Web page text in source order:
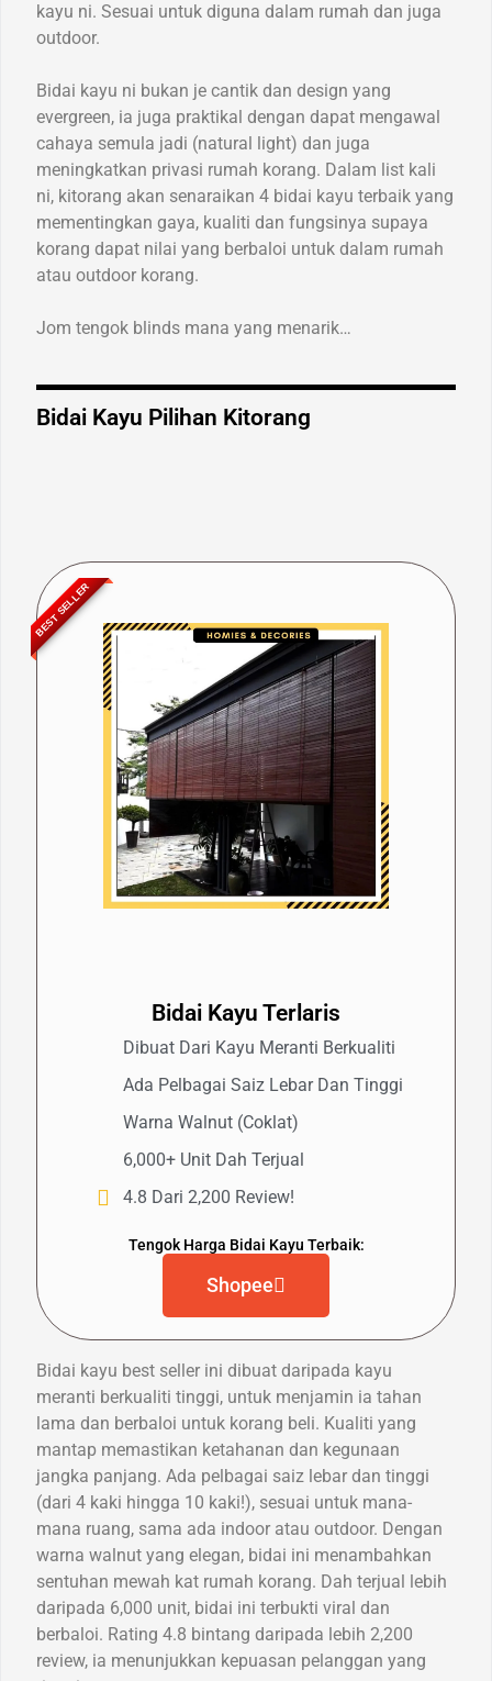
kayu ni. Sesuai untuk diguna dalam rumah dan juga
outdoor.
Bidai kayu ni bukan je cantik dan design yang
evergreen, ia juga praktikal dengan dapat mengawal
cahaya semula jadi (natural light) dan juga
meningkatkan privasi rumah korang. Dalam list kali
ni, kitorang akan senaraikan 4 bidai kayu terbaik yang
mementingkan gaya, kualiti dan fungsinya supaya
korang dapat nilai yang berbaloi untuk dalam rumah
atau outdoor korang.
Jom tengok blinds mana yang menarik…
Bidai Kayu Pilihan Kitorang
BEST SELLER
Bidai Kayu Terlaris
Dibuat Dari Kayu Meranti Berkualiti
Ada Pelbagai Saiz Lebar Dan Tinggi
Warna Walnut (coklat)
6,000+ Unit Dah Terjual
4.8 Dari 2,200 Review!
Tengok Harga Bidai Kayu Terbaik:
Shopee
Bidai kayu best seller ini dibuat daripada kayu
meranti berkualiti tinggi, untuk menjamin ia tahan
lama dan berbaloi untuk korang beli. Kualiti yang
mantap memastikan ketahanan dan kegunaan
jangka panjang. Ada pelbagai saiz lebar dan tinggi
(dari 4 kaki hingga 10 kaki!), sesuai untuk mana-
mana ruang, sama ada indoor atau outdoor. Dengan
warna walnut yang elegan, bidai ini menambahkan
sentuhan mewah kat rumah korang. Dah terjual lebih
daripada 6,000 unit, bidai ini terbukti viral dan
berbaloi. Rating 4.8 bintang daripada lebih 2,200
review, ia menunjukkan kepuasan pelanggan yang